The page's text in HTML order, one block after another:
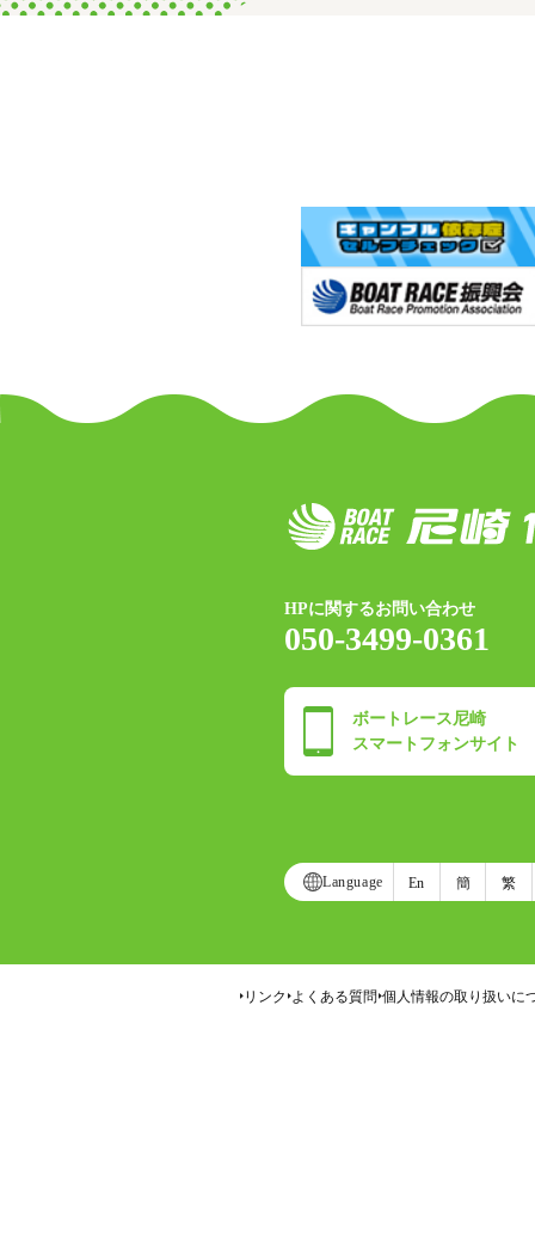
HPに関するお問い合わせ
050-3499-0361
ボートレース尼崎
スマートフォンサイト
Language En 簡 繁
リンク よくある質問 個人情報の取り扱いに